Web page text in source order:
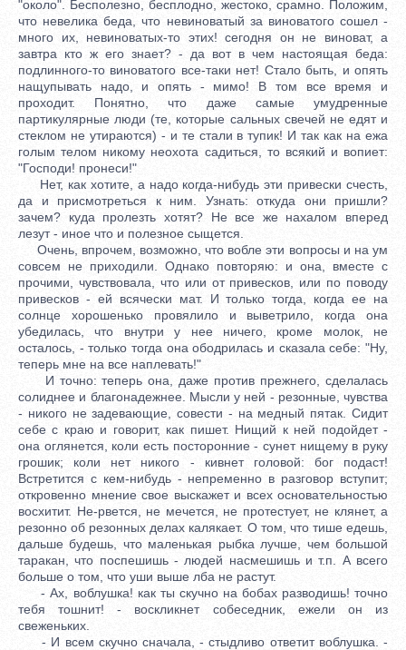
"около". Бесполезно, бесплодно, жестоко, срамно. Положим,
что невелика беда, что невиноватый за виноватого сошел -
много их, невиноватых-то этих! сегодня он не виноват, а
завтра кто ж его знает? - да вот в чем настоящая беда:
подлинного-то виноватого все-таки нет! Стало быть, и опять
нащупывать надо, и опять - мимо! В том все время и
проходит. Понятно, что даже самые умудренные
партикулярные люди (те, которые сальных свечей не едят и
стеклом не утираются) - и те стали в тупик! И так как на ежа
голым телом никому неохота садиться, то всякий и вопиет:
"Господи! пронеси!"
Нет, как хотите, а надо когда-нибудь эти привески счесть,
да и присмотреться к ним. Узнать: откуда они пришли?
зачем? куда пролезть хотят? Не все же нахалом вперед
лезут - иное что и полезное сыщется.
Очень, впрочем, возможно, что вобле эти вопросы и на ум
совсем не приходили. Однако повторяю: и она, вместе с
прочими, чувствовала, что или от привесков, или по поводу
привесков - ей всячески мат. И только тогда, когда ее на
солнце хорошенько провялило и выветрило, когда она
убедилась, что внутри у нее ничего, кроме молок, не
осталось, - только тогда она ободрилась и сказала себе: "Ну,
теперь мне на все наплевать!"
И точно: теперь она, даже против прежнего, сделалась
солиднее и благонадежнее. Мысли у ней - резонные, чувства
- никого не задевающие, совести - на медный пятак. Сидит
себе с краю и говорит, как пишет. Нищий к ней подойдет -
она оглянется, коли есть посторонние - сунет нищему в руку
грошик; коли нет никого - кивнет головой: бог подаст!
Встретится с кем-нибудь - непременно в разговор вступит;
откровенно мнение свое выскажет и всех основательностью
восхитит. Не-рвется, не мечется, не протестует, не клянет, а
резонно об резонных делах калякает. О том, что тише едешь,
дальше будешь, что маленькая рыбка лучше, чем большой
таракан, что поспешишь - людей насмешишь и т.п. А всего
больше о том, что уши выше лба не растут.
- Ах, воблушка! как ты скучно на бобах разводишь! точно
тебя тошнит! - воскликнет собеседник, ежели он из
свеженьких.
- И всем скучно сначала, - стыдливо ответит воблушка. -